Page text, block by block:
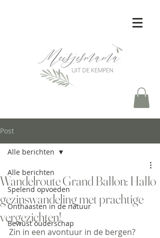
Post
Alle berichten
Spelend opvoeden
Onthaasten in de natuur
Bewust ouderschap
Alle berichten
Wandelroute Grand Ballon: Hallo
gezinswandeling met prachtige
vergezichten!
Zin in een avontuur in de bergen?